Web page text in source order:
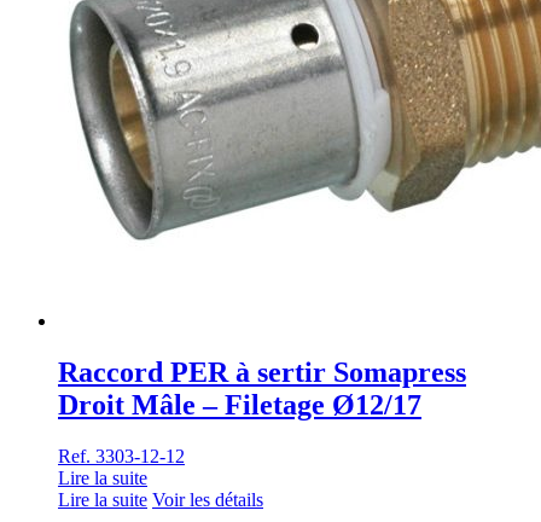
Raccord PER à sertir Somapress
Droit Mâle – Filetage Ø12/17
Ref. 3303-12-12
Lire la suite
Lire la suite Voir les détails